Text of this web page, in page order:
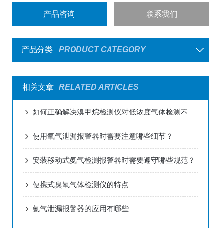
产品咨询 联系我们
产品分类 PRODUCT CATEGORY
相关文章 RELATED ARTICLES
如何正确解决溴甲烷检测仪对低浓度气体检测不出来的问题？
使用氧气泄漏报警器时需要注意哪些细节？
安装移动式氨气检测报警器时需要遵守哪些规范？
便携式臭氧气体检测仪的特点
氨气泄漏报警器的应用有哪些